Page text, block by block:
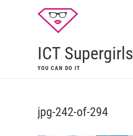
ICT Supergirls
YOU CAN DO IT
jpg-242-of-294